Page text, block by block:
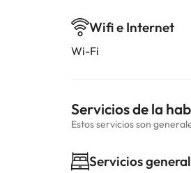
Wifi e Internet
Wi-Fi
Servicios de la
Estos servicios son
Servicios